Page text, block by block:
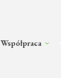
Współpraca